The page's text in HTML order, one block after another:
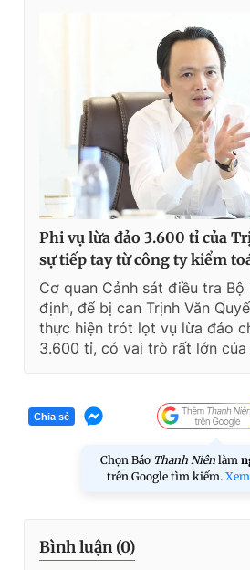
Phi vụ lừa đảo 3.600 tỉ của
sự tiếp tay từ công ty kiểm
Cơ quan Cảnh sát điều tra Bộ
định, để bị can Trịnh Văn
thực hiện trót lọt vụ lừa đảo
3.600 tỉ, có vai trò rất lớn của
Chia sẻ
Chọn Báo Thanh Niên làm
trên Google tìm kiếm.
Bình luận (0)